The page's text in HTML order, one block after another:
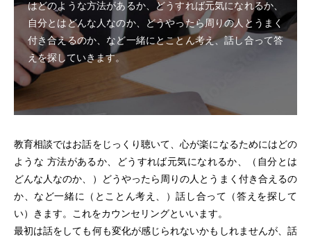
はどのような方法があるか、どうすれば元気になれるか、
自分とはどんな人なのか、どうやったら周りの人とうまく
付き合えるのか、など一緒にとことん考え、話し合って答
えを探していきます。
教育相談ではお話をじっくり聴いて、心が楽になるためにはどの
ような 方法があるか、どうすれば元気になれるか、（自分とは
どんな人なのか、）どうやったら周りの人とうまく付き合えるの
か、など一緒に（とことん考え、）話し合って（答えを探して
い）きます。これをカウンセリングといいます。
最初は話をしても何も変化が感じられないかもしれませんが、話